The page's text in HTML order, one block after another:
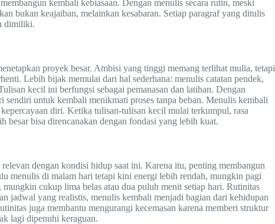
kembali kebiasaan. Dengan menulis secara rutin, meski
bukan keajaiban, melainkan kesabaran. Setiap paragraf yang ditulis
dimiliki.
proyek besar. Ambisi yang tinggi memang terlihat mulia, tetapi
Lebih bijak memulai dari hal sederhana: menulis catatan pendek,
kecil ini berfungsi sebagai pemanasan dan latihan. Dengan
untuk kembali menikmati proses tanpa beban. Menulis kembali
diri. Ketika tulisan-tulisan kecil mulai terkumpul, rasa
bisa direncanakan dengan fondasi yang lebih kuat.
dengan kondisi hidup saat ini. Karena itu, penting membangun
menulis di malam hari tetapi kini energi lebih rendah, mungkin pagi
cukup lima belas atau dua puluh menit setiap hari. Rutinitas
jadwal yang realistis, menulis kembali menjadi bagian dari kehidupan
juga membantu mengurangi kecemasan karena memberi struktur
lagi dipenuhi keraguan.